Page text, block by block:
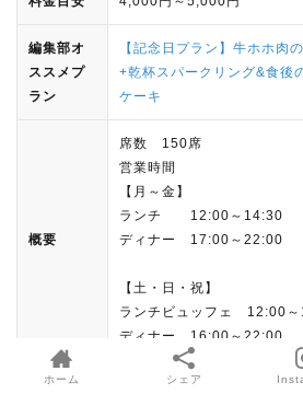
編集部オ
ススメプ
ラン
【記念日プラン】牛ホホ肉
+乾杯スパークリング&食後
ケーキ
概要
席数 150席
営業時間
【月～金】
ランチ 12:00～14:30
ディナー 17:00～22:00
【土・日・祝】
ランチビュッフェ 12:00
ディナー 16:00～22:00
ホーム シェア